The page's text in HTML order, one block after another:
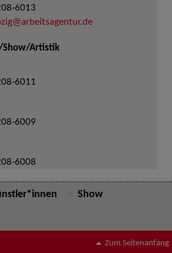
6013
Show/Artistik
6011
6009
6008
Show
Zum Seitenanfang